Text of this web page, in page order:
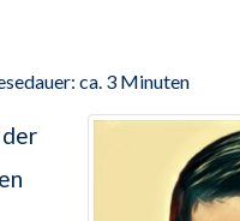
ca. 3 Minuten